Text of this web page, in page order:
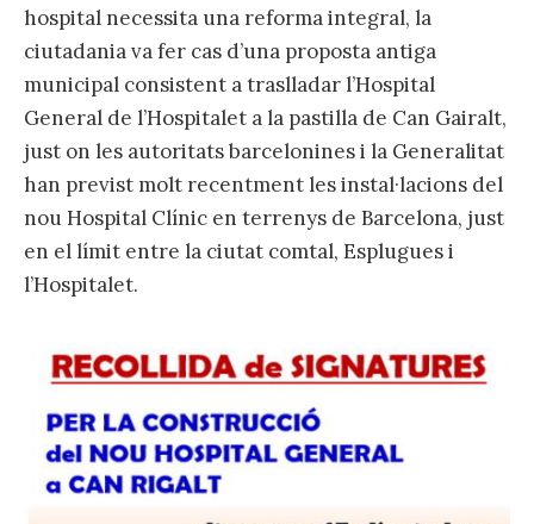
hospital necessita una reforma integral, la
ciutadania va fer cas d’una proposta antiga
municipal consistent a traslladar l’Hospital
General de l’Hospitalet a la pastilla de Can Gairalt,
just on les autoritats barcelonines i la Generalitat
han previst molt recentment les instal·lacions del
nou Hospital Clínic en terrenys de Barcelona, just
en el límit entre la ciutat comtal, Esplugues i
l’Hospitalet.